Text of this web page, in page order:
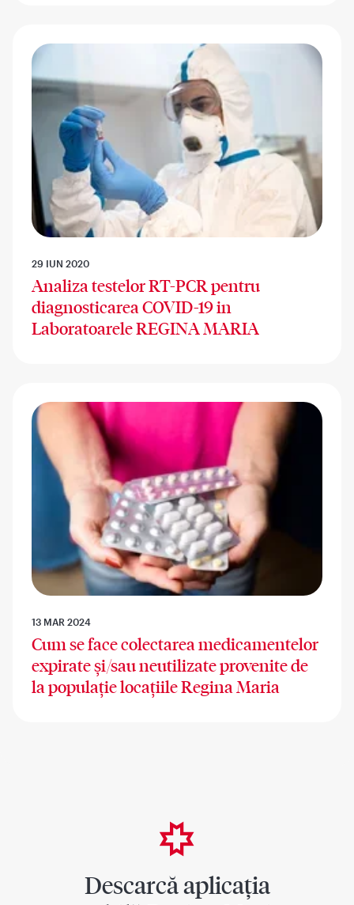
29 IUN 2020
Analiza testelor RT-PCR pentru
diagnosticarea COVID-19 in
Laboratoarele REGINA MARIA
13 MAR 2024
Cum se face colectarea medicamentelor
expirate și/sau neutilizate provenite de
la populație locațiile Regina Maria
Descarcă aplicația